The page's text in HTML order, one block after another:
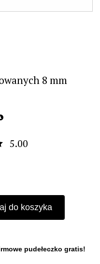
8 mm
5.00
do koszyka
pudełeczko gratis!